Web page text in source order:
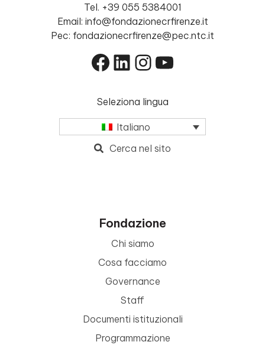
Tel. +39 055 5384001
Email: info@fondazionecrfirenze.it
Pec: fondazionecrfirenze@pec.ntc.it
Facebook
LinkedIn
Instagram
YouTube
Seleziona lingua
Italiano
Cerca nel sito
Fondazione
Chi siamo
Cosa facciamo
Governance
Staff
Documenti istituzionali
Programmazione